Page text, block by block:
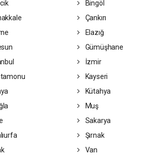
Bingöl
Çankırı
Elazığ
Gümüşhane
İzmir
Kayseri
Kütahya
Muş
Sakarya
Şırnak
Van